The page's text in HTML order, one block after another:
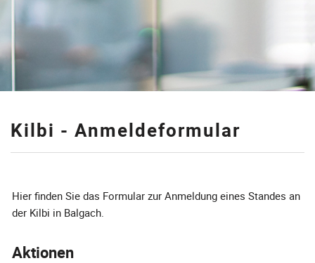
Kilbi - Anmeldeformular
Hier finden Sie das Formular zur Anmeldung eines Standes an
der Kilbi in Balgach.
Aktionen